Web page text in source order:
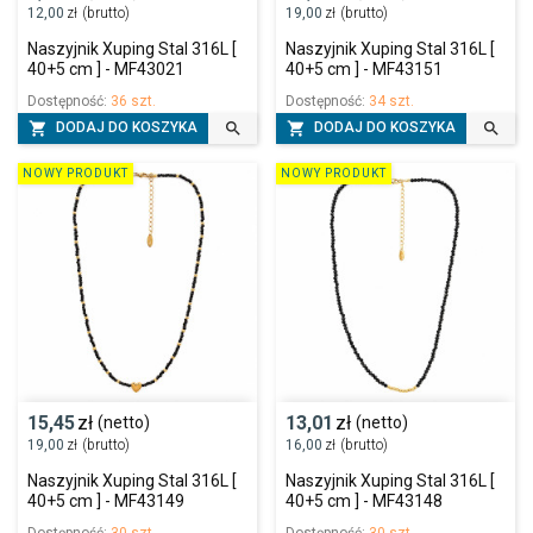
12,00 zł (brutto)
Naszyjnik Xuping Stal 316L [
40+5 cm ] - MF43021
Dostępność: 36 szt.
 DODAJ DO KOSZYKA 
19,00 zł (brutto)
Naszyjnik Xuping Stal 316L [
40+5 cm ] - MF43151
Dostępność: 34 szt.
 DODAJ DO KOSZYKA 
15,45zł (netto)
19,00 zł (brutto)
Naszyjnik Xuping Stal 316L [
40+5 cm ] - MF43149
NOWY PRODUKT
13,01 zł (netto)
16,00 zł (brutto)
Naszyjnik Xuping Stal 316L [
40+5 cm ] - MF43148
NOWY PRODUKT